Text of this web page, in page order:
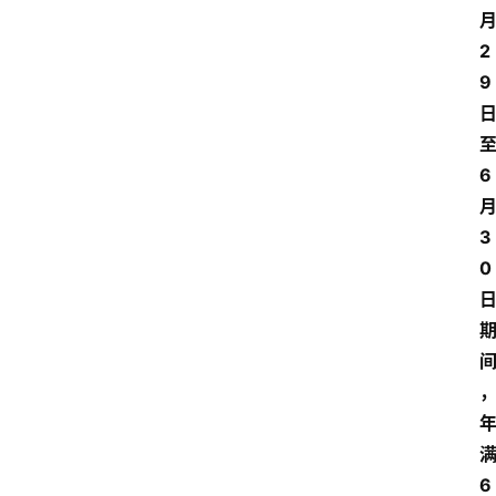
月
2
9
日
至
6
月
3
0
日
期
间
，
年
满
6